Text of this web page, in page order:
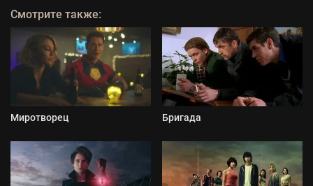
Смотрите также:
Миротворец Бригада